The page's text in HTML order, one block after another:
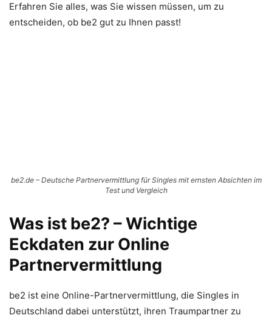
Erfahren Sie alles, was Sie wissen müssen, um zu
entscheiden, ob be2 gut zu Ihnen passt!
be2.de – Deutsche Partnervermittlung für Singles mit ernsten Absichten im
Test und Vergleich
Was ist be2? – Wichtige
Eckdaten zur Online
Partnervermittlung
be2 ist eine Online-Partnervermittlung, die Singles in
Deutschland dabei unterstützt, ihren Traumpartner zu